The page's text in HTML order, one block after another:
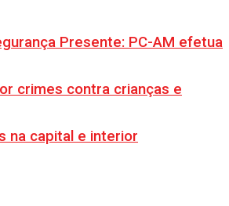
Presente: PC-AM efetua
crimes contra crianças e
na capital e interior